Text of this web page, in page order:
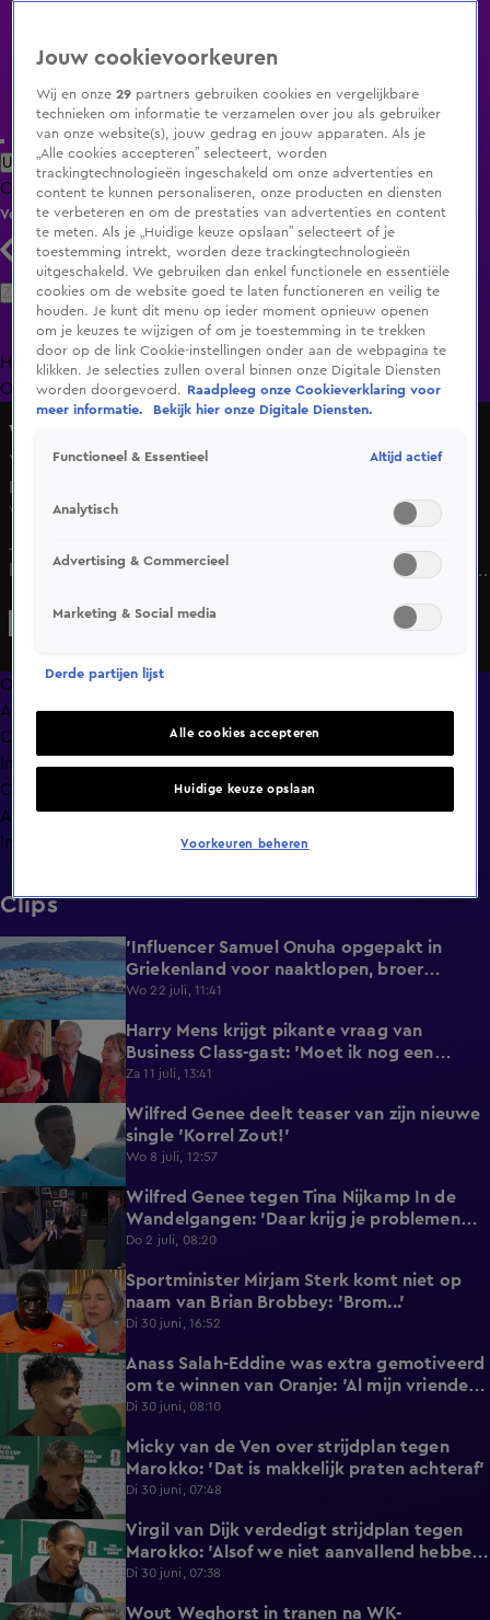
Uitzending Gemist Populaire programma's Zenders Genres
ClipsFilmsRadioSmart TV inlogShop
Volg KIJK
Zoeken
HomeUitzending Gemist Programma's De Bondgenoten
OranjezomerLivestreamsShop
Vandaag Inside
Yves Berendse geconfronteerd met kritiek van Johan
Derksen: 'Zal ik je eens wat grappigs vertellen…'
Vr 15 mei, 19:20
Johan Derksen is bij Vandaag Inside meerdere keren
kritisch geweest op Yves Berendse, tot verbazing van de
Yves geconfronteerd met de uitspraken van de besnorde
Overzicht
Afleveringen
Clips
In de wandelgangen
Compilaties
Anderen keken ook
Info
Clips
1:00
'Influencer Samuel Onuha opgepakt in
Griekenland voor naaktlopen, broer
reageert met statement'
Wo 22 juli, 11:41
0:17
Harry Mens krijgt pikante vraag van
Business Class-gast: 'Moet ik nog een
knoopje losdoen?'
Za 11 juli, 13:41
0:37
Wilfred Genee deelt teaser van zijn nieuwe
single 'Korrel Zout!'
Wo 8 juli, 12:57
6:55
Wilfred Genee tegen Tina Nijkamp In de
Wandelgangen: 'Daar krijg je problemen
mee!'
Do 2 juli, 08:20
1:18
Sportminister Mirjam Sterk komt niet op
naam van Brian Brobbey: 'Brom...'
Di 30 juni, 16:52
3:02
Anass Salah-Eddine was extra gemotiveerd
om te winnen van Oranje: 'Al mijn vrienden
zijn Nederlands!'
Di 30 juni, 08:10
1:44
Micky van de Ven over strijdplan tegen
Marokko: 'Dat is makkelijk praten achteraf'
Di 30 juni, 07:48
Virgil van Dijk verdedigt strijdplan tegen
Marokko: 'Alsof we niet aanvallend hebben
gedacht?'
Di 30 juni, 07:38
3:49
Wout Weghorst in tranen na WK-
Jouw cookievoorkeuren
Wij en onze29 partners gebruiken cookies en vergelijkbare
technieken om informatie te verzamelen over jou als gebruiker
van onze website(s), jouw gedrag en jouw apparaten. Als je
„Alle cookies accepteren” selecteert, worden
trackingtechnologieën ingeschakeld om onze advertenties en
content te kunnen personaliseren, onze producten en diensten
te verbeteren en om de prestaties van advertenties en content
te meten. Als je „Huidige keuze opslaan” selecteert of je
toestemming intrekt, worden deze trackingtechnologieën
uitgeschakeld. We gebruiken dan enkel functionele en essentiële
cookies om de website goed te laten functioneren en veilig te
houden. Je kunt dit menu op ieder moment opnieuw openen
om je keuzes te wijzigen of om je toestemming in te trekken
door op de link Cookie-instellingen onder aan de webpagina te
klikken. Je selecties zullen overal binnen onze Digitale Diensten
worden doorgevoerd.
Raadpleeg onze Cookieverklaring voor
meer informatie.
Bekijk hier onze Digitale Diensten.
Functioneel & Essentieel Altijd actief
Analytisch
Advertising & Commercieel
Marketing & Social media
Derde partijen lijst
Alle cookies accepteren
Huidige keuze opslaan
Voorkeuren beheren